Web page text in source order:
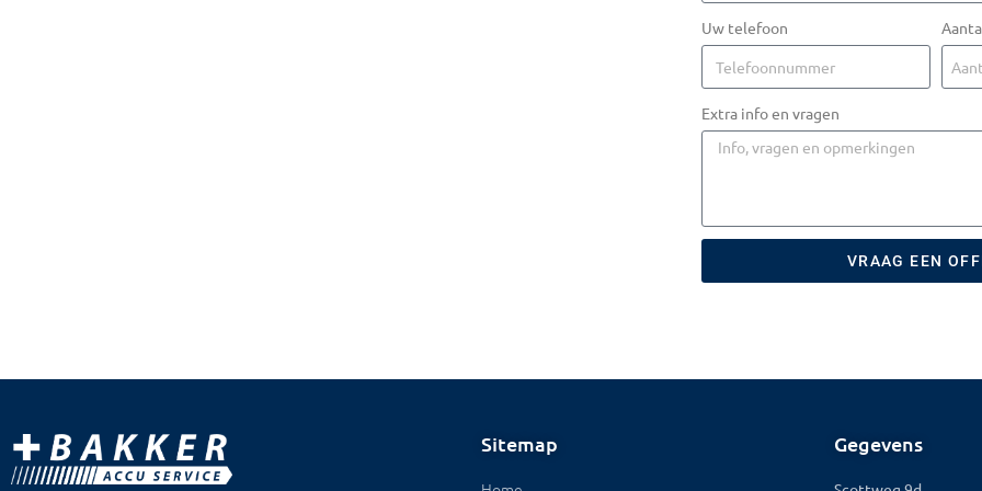
Uw telefoon
Extra info en vragen
VRAAG EEN
Sitemap Gegevens